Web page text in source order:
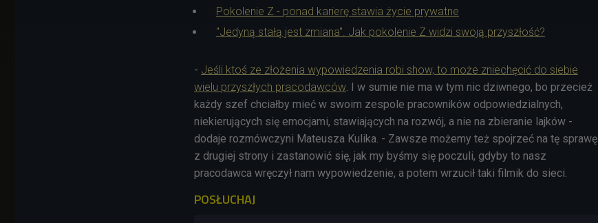
Pokolenie Z - ponad karierę stawia życie prywatne
"Jedyną stałą jest zmiana". Jak pokolenie Z widzi swoją przyszłość?
- Jeśli ktoś ze złożenia wypowiedzenia robi show, to może zniechęcić do siebie
wielu przyszłych pracodawców. I w sumie nie ma w tym nic dziwnego, bo przecież
każdy szef chciałby mieć w swoim zespole pracowników odpowiedzialnych,
niekierujących się emocjami, stawiających na rozwój, a nie na zbieranie lajków -
dodaje rozmówczyni Mateusza Kulika. - Zawsze możemy też spojrzeć na tę sprawę
z drugiej strony i zastanowić się, jak my byśmy się poczuli, gdyby to nasz
pracodawca wręczył nam wypowiedzenie, a potem wrzucił taki filmik do sieci.
POSŁUCHAJ